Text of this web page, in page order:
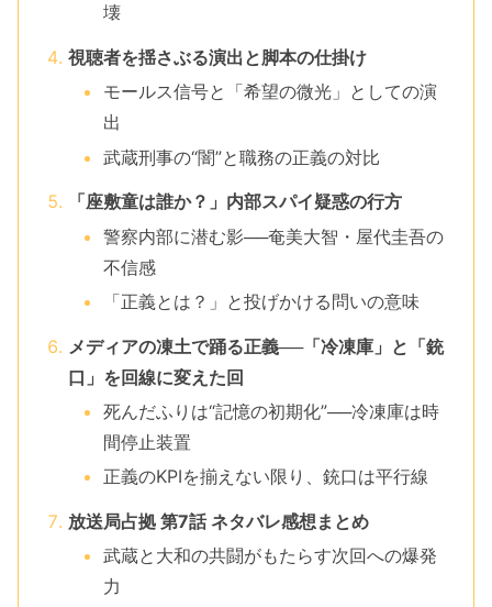
壊
視聴者を揺さぶる演出と脚本の仕掛け
モールス信号と「希望の微光」としての演
出
武蔵刑事の“闇”と職務の正義の対比
「座敷童は誰か？」内部スパイ疑惑の行方
警察内部に潜む影──奄美大智・屋代圭吾の
不信感
「正義とは？」と投げかける問いの意味
メディアの凍土で踊る正義──「冷凍庫」と「銃
口」を回線に変えた回
死んだふりは“記憶の初期化”──冷凍庫は時
間停止装置
正義のKPIを揃えない限り、銃口は平行線
放送局占拠 第7話 ネタバレ感想まとめ
武蔵と大和の共闘がもたらす次回への爆発
力